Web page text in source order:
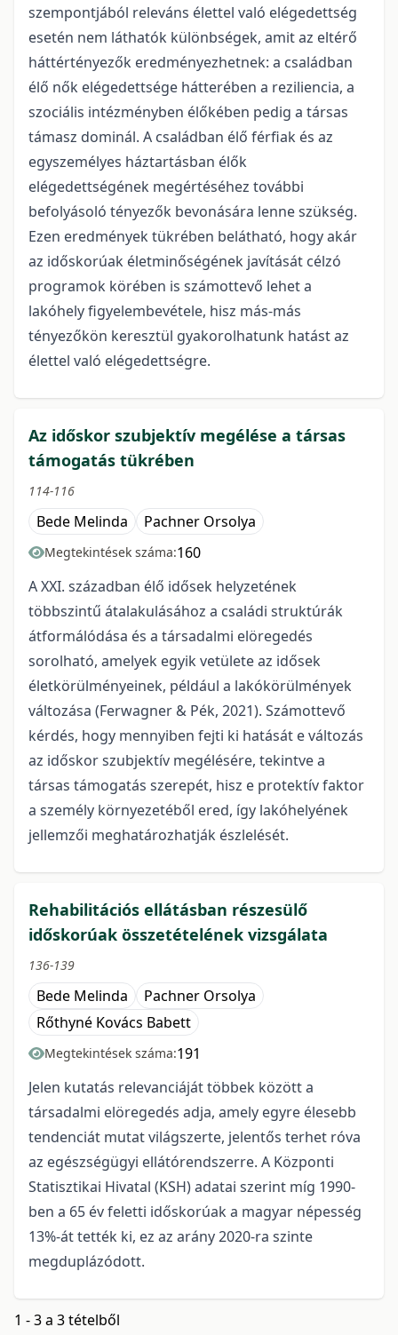
szempontjából releváns élettel való elégedettség
esetén nem láthatók különbségek, amit az eltérő
háttértényezők eredményezhetnek: a családban
élő nők elégedettsége hátterében a reziliencia, a
szociális intézményben élőkében pedig a társas
támasz dominál. A családban élő férfiak és az
egyszemélyes háztartásban élők
elégedettségének megértéséhez további
befolyásoló tényezők bevonására lenne szükség.
Ezen eredmények tükrében belátható, hogy akár
az időskorúak életminőségének javítását célzó
programok körében is számottevő lehet a
lakóhely figyelembevétele, hisz más-más
tényezőkön keresztül gyakorolhatunk hatást az
élettel való elégedettségre.
Az időskor szubjektív megélése a társas
támogatás tükrében
114-116
Bede Melinda Pachner Orsolya
Megtekintések száma:160
A XXI. században élő idősek helyzetének
többszintű átalakulásához a családi struktúrák
átformálódása és a társadalmi elöregedés
sorolható, amelyek egyik vetülete az idősek
életkörülményeinek, például a lakókörülmények
változása (Ferwagner & Pék, 2021). Számottevő
kérdés, hogy mennyiben fejti ki hatását e változás
az időskor szubjektív megélésére, tekintve a
társas támogatás szerepét, hisz e protektív faktor
a személy környezetéből ered, így lakóhelyének
jellemzői meghatározhatják észlelését.
Rehabilitációs ellátásban részesülő
időskorúak összetételének vizsgálata
136-139
Bede Melinda
Pachner Orsolya
Rőthyné Kovács Babett
Megtekintések száma:191
Jelen kutatás relevanciáját többek között a
társadalmi elöregedés adja, amely egyre élesebb
tendenciát mutat világszerte, jelentős terhet róva
az egészségügyi ellátórendszerre. A Központi
Statisztikai Hivatal (KSH) adatai szerint míg 1990-
ben a 65 év feletti időskorúak a magyar népesség
13%-át tették ki, ez az arány 2020-ra szinte
megduplázódott.
1 - 3 a 3 tételből